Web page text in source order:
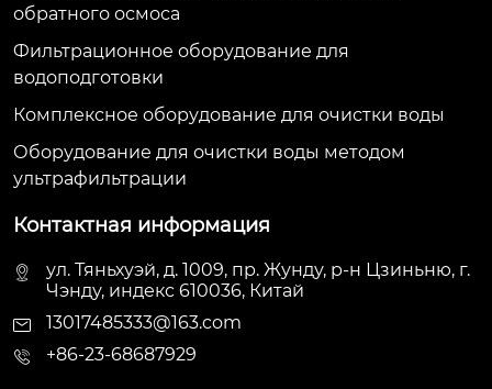
обратного осмоса
Фильтрационное оборудование для
водоподготовки
Комплексное оборудование для очистки воды
Оборудование для очистки воды методом
ультрафильтрации
Контактная информация
ул. Тяньхуэй, д. 1009, пр. Жунду, р-н Цзиньню, г.
Чэнду, индекс 610036, Китай
13017485333@163.com
+86-23-68687929